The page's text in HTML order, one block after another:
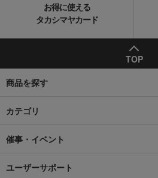
お得に使える
タカシマヤカード
TOP
商品を探す
カテゴリ
催事・イベント
ユーザーサポート